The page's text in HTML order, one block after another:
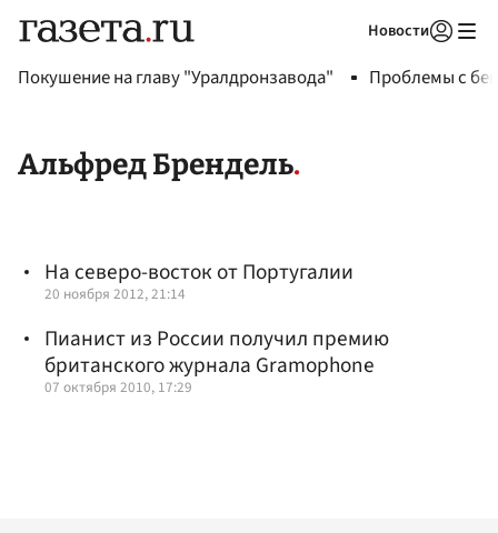
Новости
Покушение на главу "Уралдронзавода" Проблемы с
Альфред Брендель
На северо-восток от Португалии
20 ноября 2012, 21:14
Пианист из России получил премию
британского журнала Gramophone
07 октября 2010, 17:29